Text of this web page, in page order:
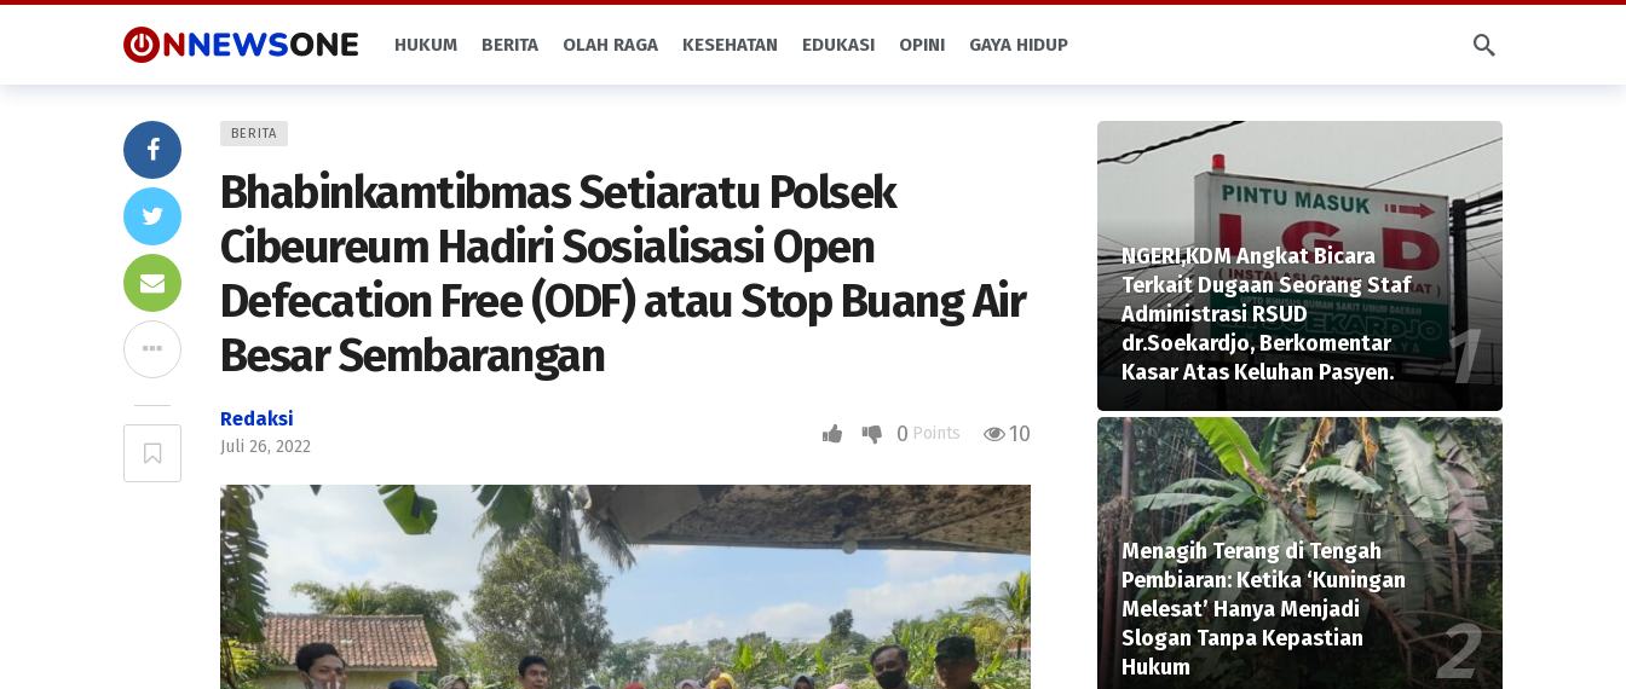
HUKUM BERITA OLAH RAGA KESEHATAN EDUKASI OPINI GAYA HIDUP
BERITA
Bhabinkamtibmas Setiaratu Polsek
Cibeureum Hadiri Sosialisasi Open
Defecation Free (ODF) atau Stop Buang Air
Besar Sembarangan
Redaksi
Juli 26, 2022 0 Points 10
NGERI,KDM Angkat Bicara
Terkait Dugaan Seorang Staf
Administrasi RSUD
dr.Soekardjo, Berkomentar
Kasar Atas Keluhan Pasyen.
Menagih Terang di Tengah
Pembiaran: Ketika ‘Kuningan
Melesat’ Hanya Menjadi
Slogan Tanpa Kepastian
Hukum